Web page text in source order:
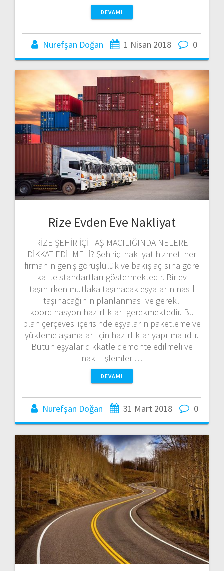
DEVAMI
Nurefşan Doğan 1 Nisan 2018 0
Rize Evden Eve Nakliyat
RİZE ŞEHİR İÇİ TAŞIMACILIĞINDA NELERE
DİKKAT EDİLMELİ? Şehiriçi nakliyat hizmeti her
firmanın geniş görüşlülük ve bakış açısına göre
kalite standartları göstermektedir. Bir ev
taşınırken mutlaka taşınacak eşyaların nasıl
taşınacağının planlanması ve gerekli
koordinasyon hazırlıkları gerekmektedir. Bu
plan çerçevesi içerisinde eşyaların paketleme ve
yükleme aşamaları için hazırlıklar yapılmalıdır.
Bütün eşyalar dikkatle demonte edilmeli ve
nakil işlemleri…
DEVAMI
Nurefşan Doğan 31 Mart 2018 0